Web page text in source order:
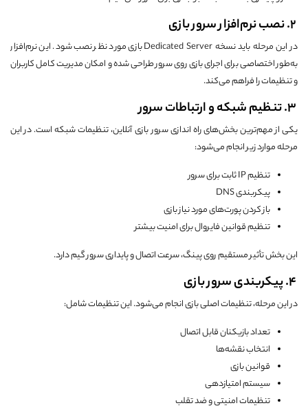
در این مرحله باید نسخه Dedicated Server بازی مورد نظر نصب شود. این نرم‌افزار
به‌طور اختصاصی برای اجرای بازی روی سرور طراحی شده و امکان مدیریت کامل کاربران
و تنظیمات را فراهم می‌کند.
یکی از مهم‌ترین بخش‌های راه اندازی سرور بازی آنلاین، تنظیمات شبکه است. در این
مرحله موارد زیر انجام می‌شود:
تنظیم IP ثابت برای سرور
پیکربندی DNS
باز کردن پورت‌های مورد نیاز بازی
تنظیم قوانین فایروال برای امنیت بیشتر
این بخش تأثیر مستقیم روی پینگ، سرعت اتصال و پایداری سرور گیم دارد.
در این مرحله، تنظیمات اصلی بازی انجام می‌شود. این تنظیمات شامل:
تعداد بازیکنان قابل اتصال
انتخاب نقشه‌ها
قوانین بازی
سیستم امتیازدهی
تنظیمات امنیتی و ضد تقلب